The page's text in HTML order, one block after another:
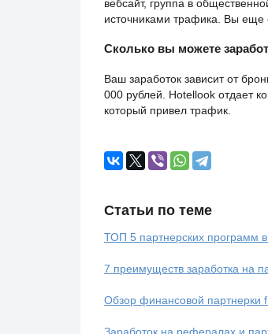
вебсайт, группа в
источниками трафика. Вы еще
Сколько вы можете
Ваш заработок зависит от
000 рублей. Hotellook отдает
который привел трафик.
Статьи по теме
ТОП 5 партнерских программ в
7 преимуществ заработка на
Обзор финансовой партнерки